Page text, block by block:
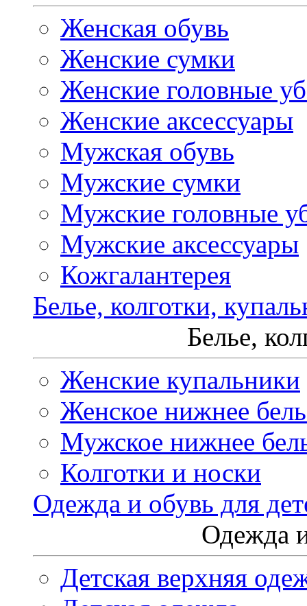
Женская обувь
Женские сумки
Женские головные
Женские аксессуары
Мужская обувь
Мужские сумки
Мужские головные
Мужские аксессуары
Кожгалантерея
Белье, колготки,
Белье,
Женские купальники
Женское нижнее
Мужское нижнее
Колготки и носки
Одежда и обувь для
Одежда
Детская верхняя